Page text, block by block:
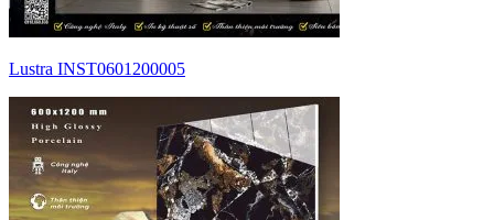
Lustra INST0601200005